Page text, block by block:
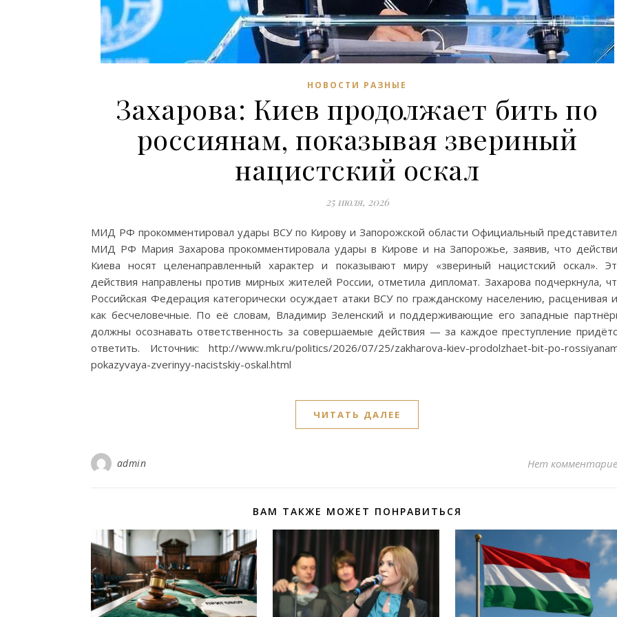
НОВОСТИ РАЗНЫЕ
Захарова: Киев продолжает бить по
россиянам, показывая звериный
нацистский оскал
25 июля, 2026
МИД РФ прокомментировал удары ВСУ по Кирову и Запорожской области Официальный
МИД РФ Мария Захарова прокомментировала удары в Кирове и на Запорожье, заявив, что
Киева носят целенаправленный характер и показывают миру «звериный нацистский оскал».
действия направлены против мирных жителей России, отметила дипломат. Захарова подчеркнула,
Российская Федерация категорически осуждает атаки ВСУ по гражданскому населению, расценивая
как бесчеловечные. По её словам, Владимир Зеленский и поддерживающие его западные
должны осознавать ответственность за совершаемые действия — за каждое преступление
ответить. Источник: http://www.mk.ru/politics/2026/07/25/zakharova-kiev-prodolzhaet-bit-po-
pokazyvaya-zverinyy-nacistskiy-oskal.html
ЧИТАТЬ ДАЛЕЕ
admin Нет
ВАМ ТАКЖЕ МОЖЕТ ПОНРАВИТЬСЯ